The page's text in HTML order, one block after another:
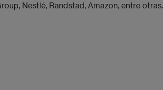
Nestlé, Randstad, Amazon, entre otras.